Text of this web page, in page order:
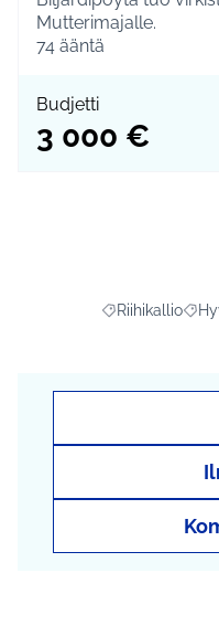
Mutterimajalle.
74 ääntä
Budjetti
3 000 €
Rajaa tulokset
Riihikallio